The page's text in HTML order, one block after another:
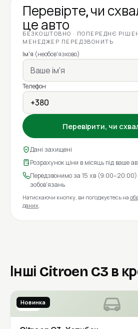
Перевірте, чи
це авто
БЕЗКОШТОВНО · ПОПЕРЕДНЄ
МЕНЕДЖЕР ПЕРЕДЗВОНИТЬ
Ім'я (необов'язково)
Телефон
Перевірити, чи
Дані захищені
Розрахунок ціни в місяць під ваше
Передзвонимо за 15 хв
зобов'язань
Натискаючи кнопку, ви погоджуєтесь на
даних.
Інші Citroen C3 в
2018
Новинка